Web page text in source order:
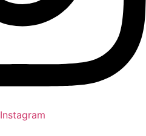
Instagram